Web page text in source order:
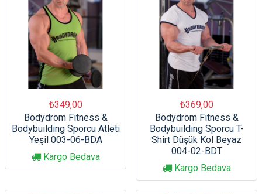
₺349,00
Bodydrom Fitness &
Bodybuilding Sporcu Atleti
Yeşil 003-06-BDA
Kargo Bedava
₺369,00
Bodydrom Fitness &
Bodybuilding Sporcu T-
Shirt Düşük Kol Beyaz
004-02-BDT
Kargo Bedava